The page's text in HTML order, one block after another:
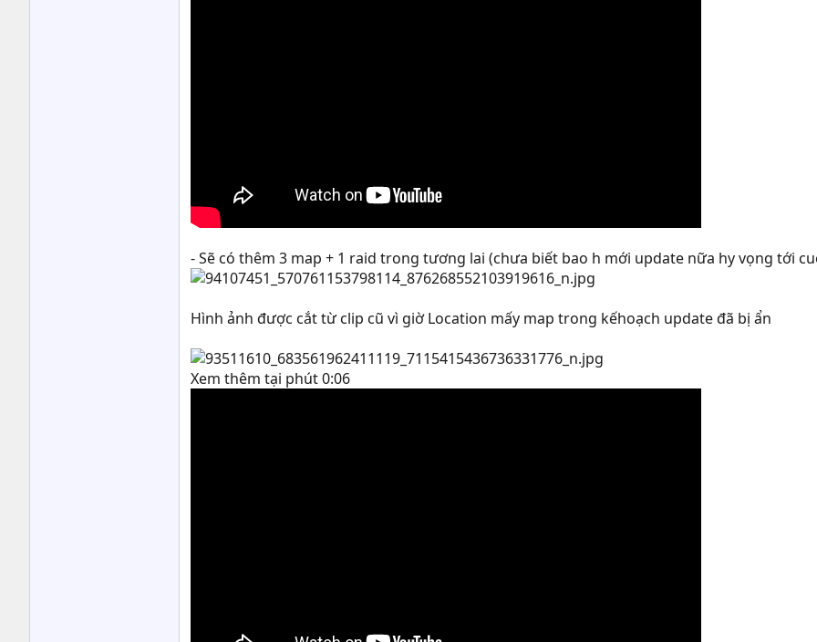
- Sẽ có thêm 3 map + 1 raid trong tương lai (chưa biết bao h mới update nữa hy vọng tới
Hình ảnh được cắt từ clip cũ vì giờ Location mấy map trong kếhoạch update đã bị ẩn
Xem thêm tại phút 0:06